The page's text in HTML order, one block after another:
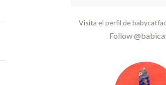
Visita el perfil de
Follow